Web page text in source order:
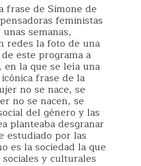
frase de Simone de
feministas
semanas,
redes la foto de una
este programa a
en la que se leía una
frase de la
no se nace, se
no se nacen, se
del género y las
planteaba desgranar
estudiado por las
es la sociedad la que
y culturales